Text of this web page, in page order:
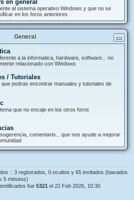
en general
al sistema operativo Windows y que no se
en los foros anteriores
General
a la informatica, hardware, software... no
relacionado con Windows
/ Tutoriales
que podras encontrar manuales y tutoriales de
que no encaje en los otros foros
comentario... que nos ayude a mejorar
:: 3 registrados, 0 ocultos y 65 invitados (basados
5 minutos)
fue 5321 el 22 Feb 2026, 10:30